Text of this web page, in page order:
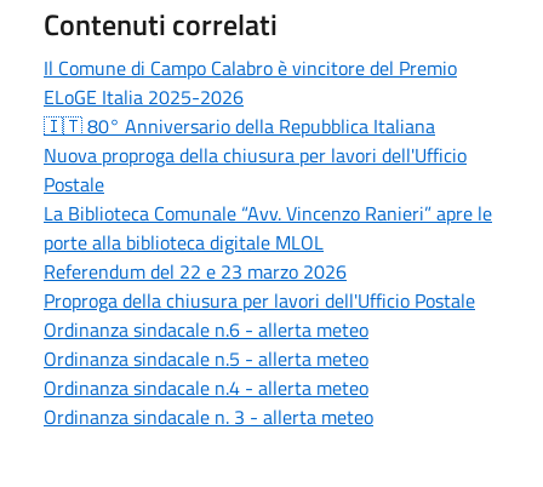
Contenuti correlati
Il Comune di Campo Calabro è vincitore del Premio
ELoGE Italia 2025-2026
🇮🇹 80° Anniversario della Repubblica Italiana
Nuova proproga della chiusura per lavori dell'Ufficio
Postale
La Biblioteca Comunale “Avv. Vincenzo Ranieri” apre le
porte alla biblioteca digitale MLOL
Referendum del 22 e 23 marzo 2026
Proproga della chiusura per lavori dell'Ufficio Postale
Ordinanza sindacale n.6 - allerta meteo
Ordinanza sindacale n.5 - allerta meteo
Ordinanza sindacale n.4 - allerta meteo
Ordinanza sindacale n. 3 - allerta meteo